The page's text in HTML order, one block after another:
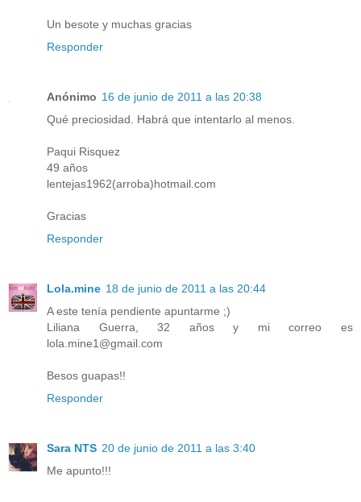
Un besote y muchas gracias
Responder
Anónimo 16 de junio de 2011 a las 20:38
Qué preciosidad. Habrá que intentarlo al menos.
Paqui Risquez
49 años
lentejas1962(arroba)hotmail.com
Gracias
Responder
Lola.mine 18 de junio de 2011 a las 20:44
A este tenía pendiente apuntarme ;)
Liliana Guerra, 32 años y mi correo es
lola.mine1@gmail.com
Besos guapas!!
Responder
Sara NTS 20 de junio de 2011 a las 3:40
Me apunto!!!